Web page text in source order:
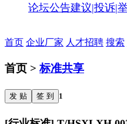
论坛公告建议|投诉|
首页 企业厂家 人才招聘 搜索
首页 >标准共享
发 贴 签 到 1